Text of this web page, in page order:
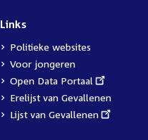
Links
Politieke websites
Voor jongeren
External
link:
Open Data Portaal
Erelijst van Gevallenen
External
Lijst van Gevallenen